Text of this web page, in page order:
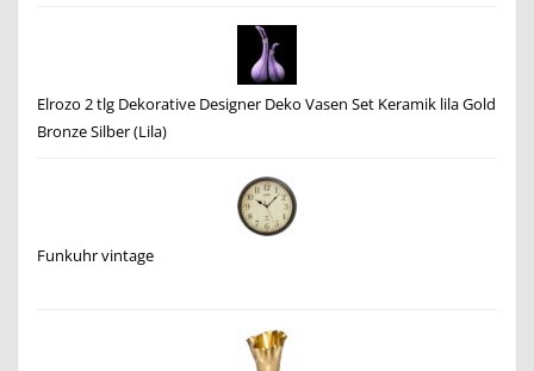
Elrozo 2 tlg Dekorative Designer Deko Vasen Set Keramik lila Gold
Bronze Silber (Lila)
Funkuhr vintage